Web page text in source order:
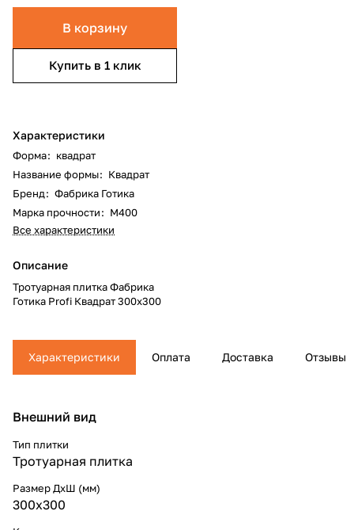
В корзину
Купить в 1 клик
Характеристики
Форма: квадрат
Название формы: Квадрат
Бренд: Фабрика Готика
Марка прочности: М400
Все характеристики
Описание
Тротуарная плитка Фабрика
Готика Profi Квадрат 300x300
Характеристики Оплата Доставка Отзывы
Внешний вид
Тип плитки
Тротуарная плитка
Размер ДхШ (мм)
300x300